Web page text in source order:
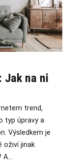
Jak na ni
trend,
typ úpravy a
Výsledkem je
oživí jinak
A…